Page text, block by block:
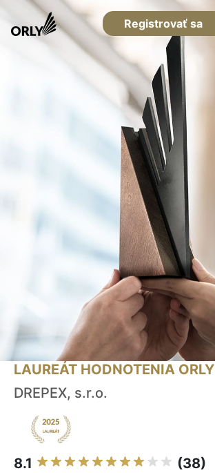
Registrovať sa
LAUREÁT HODNOTENIA ORLY
DREPEX, s.r.o.
8.1 (38)